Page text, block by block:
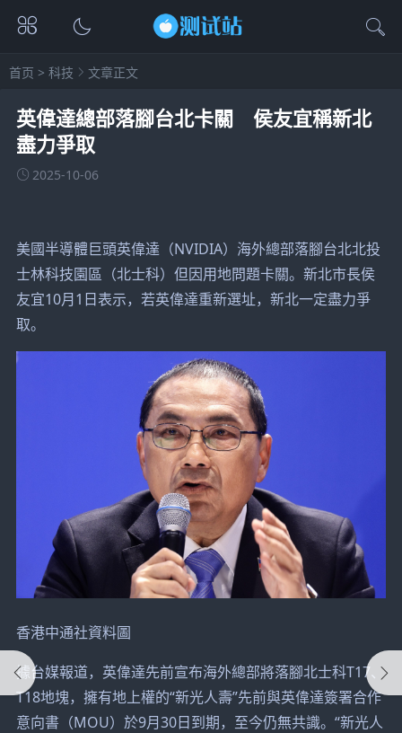
首页 > 科技 文章正文
英偉達總部落腳台北卡關 侯友宜稱新北
盡力爭取
2025-10-06
美國半導體巨頭英偉達（NVIDIA）海外總部落腳台北北投
士林科技園區（北士科）但因用地問題卡關。新北市長侯
友宜10月1日表示，若英偉達重新選址，新北一定盡力爭
取。
香港中通社資料圖
據台媒報道，英偉達先前宣布海外總部將落腳北士科T17、
T18地塊，擁有地上權的“新光人壽”先前與英偉達簽署合作
意向書（MOU）於9月30日到期，至今仍無共識。“新光人